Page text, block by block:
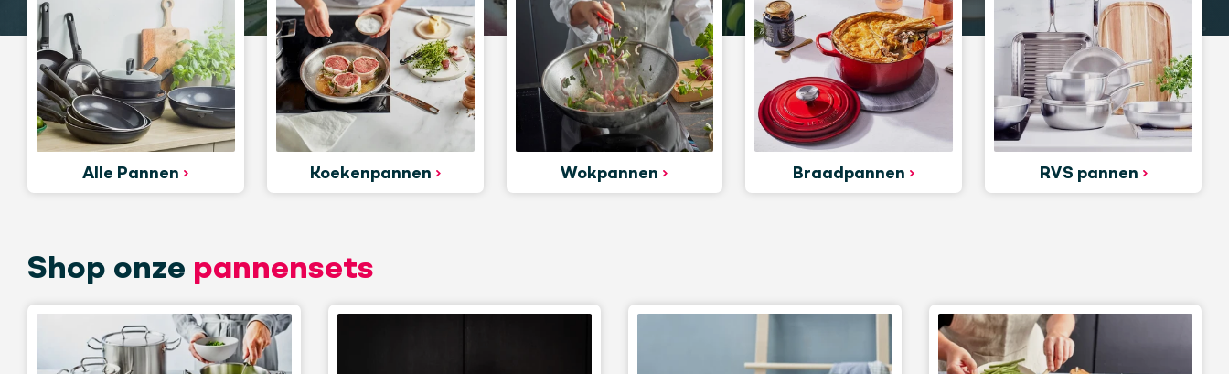
Alle Pannen Koekenpannen Wokpannen Braadpannen RVS pannen
Shop onze pannensets